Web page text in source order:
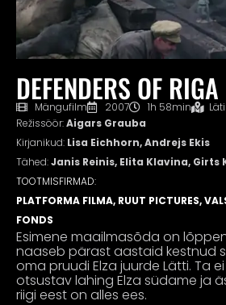
DEFENDERS OF RIGA
Mängufilm 2007 1h 58min
Läti
Režissöör:Aigars Grauba
Kirjanikud: Lisa Eichhorn, Andrejs Ekis
Tähed:Janis Reinis, Elita Klavina, Girts
TOOTMISFIRMAD:
PLATFORMA FILMA, RUUT PICTURES,
FONDS
Esimene maailmasõda on
naaseb pärast aastaid kestnud
oma pruudi Elza juurde Lätti. Ta
otsustav lahing Elza südame ja
riigi eest on alles ees.